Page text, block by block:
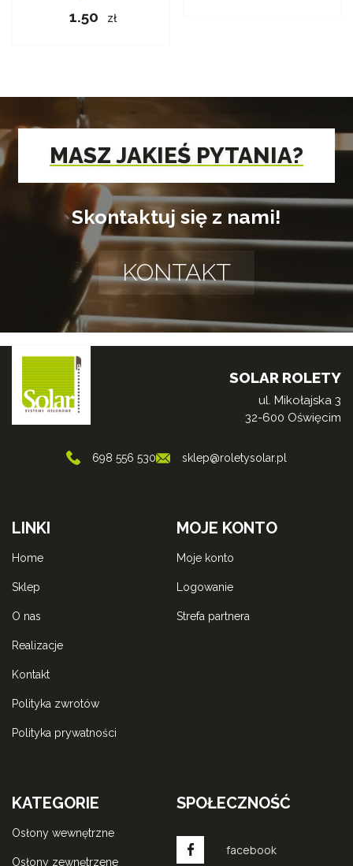
1.50 zł
MASZ JAKIEŚ PYTANIA?
Skontaktuj się z nami!
KONTAKT
SOLAR ROLETY
ul. Mikołajska 3
32-600 Oświęcim
698 556 530 sklep@roletysolar.pl
LINKI
home
sklep
o nas
realizacje
kontakt
polityka zwrotów
polityka prywatności
MOJE KONTO
moje konto
logowanie
strefa partnera
KATEGORIE
osłony wewnętrzne
osłony zewnętrzene
SPOŁECZNOŚĆ
facebook